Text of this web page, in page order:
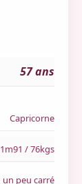
57 ans
Capricorne
1m91 / 76kgs
un peu carré